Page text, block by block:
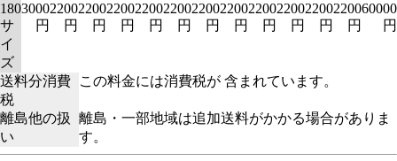
180
サ
イ
ズ
3000
円
2200
円
2200
円
2200
円
2200
円
2200
円
2200
円
2200
円
2200
円
2200
円
2200
円
2200
円
60000
円
送料分消費
税
この料金には消費税が 含まれています。
離島他の扱
い
離島・一部地域は追加送料がかかる場合がありま
す。